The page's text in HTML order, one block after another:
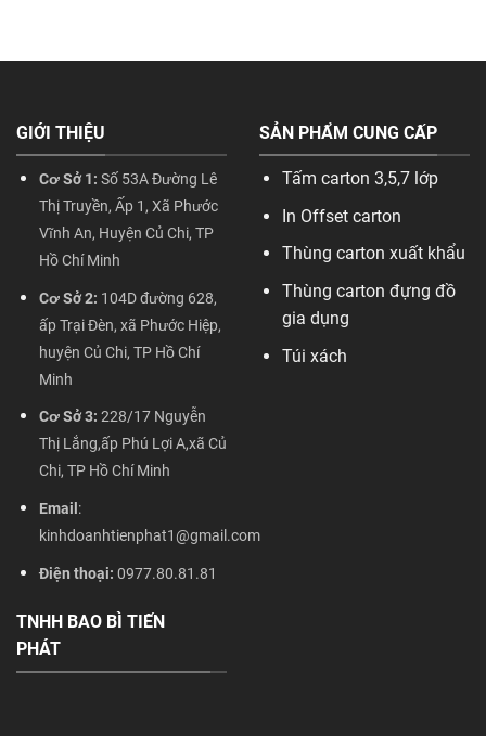
GIỚI THIỆU
Cơ Sở 1: Số 53A Đường Lê
Thị Truyền, Ấp 1, Xã Phước
Vĩnh An, Huyện Củ Chi, TP
Hồ Chí Minh
Cơ Sở 2: 104D đường 628,
ấp Trại Đèn, xã Phước Hiệp,
huyện Củ Chi, TP Hồ Chí
Minh
Cơ Sở 3: 228/17 Nguyễn
Thị Lắng,ấp Phú Lợi A,xã Củ
Chi, TP Hồ Chí Minh
Email :
kinhdoanhtienphat1@gmail.com
Điện thoại: 0977.80.81.81
SẢN PHẨM CUNG CẤP
Tấm carton 3,5,7 lớp
In Offset carton
Thùng carton xuất khẩu
Thùng carton đựng đồ
gia dụng
Túi xách
TNHH BAO BÌ TIẾN
PHÁT